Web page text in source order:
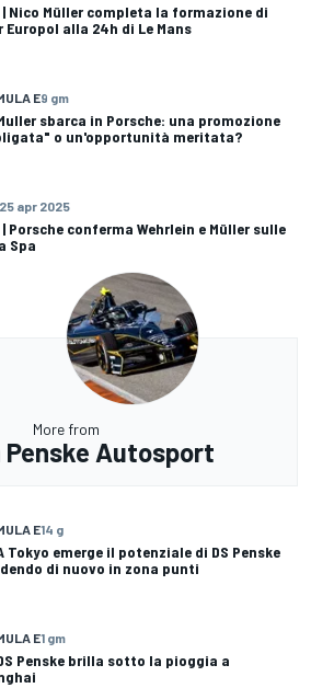
| Nico Müller completa la formazione di
Europol alla 24h di Le Mans
E9 gm
sbarca in Porsche: una promozione
o un'opportunità meritata?
25 apr 2025
| Porsche conferma Wehrlein e Müller sulle
Spa
More from
Penske Autosport
E14 g
Tokyo emerge il potenziale di DS Penske
di nuovo in zona punti
E1 gm
Penske brilla sotto la pioggia a